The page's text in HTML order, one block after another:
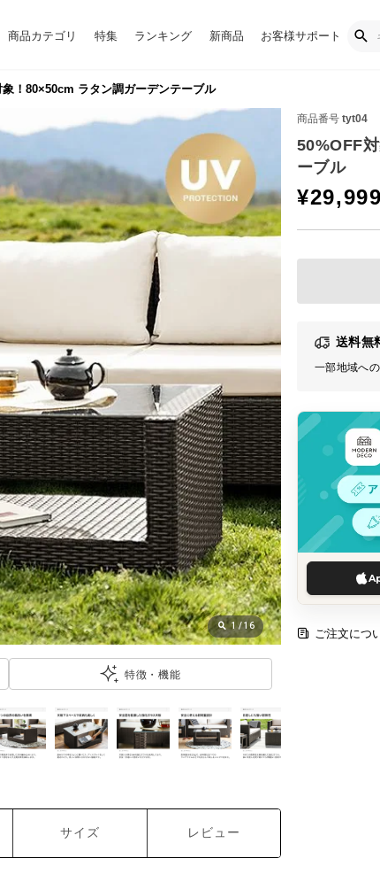
商品カテゴリ 特集 ランキング 新商品 お客様サポート
！80×50cm ラタン調ガーデンテーブル
商品番号 tyt04
50%OFF
ーブル
¥29,999
送料無
一部地域へ
ご注文につ
1/16
特徴・機能
サイズ レビュー